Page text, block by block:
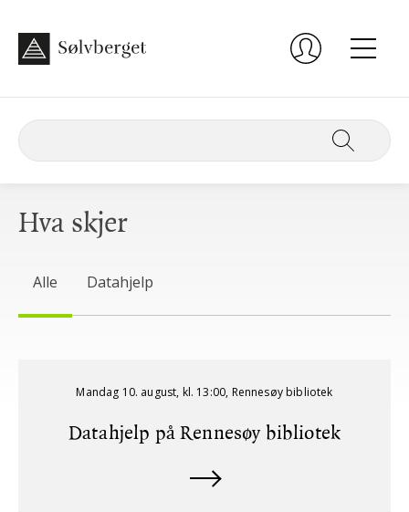
Hva skjer
Alle Datahjelp
Mandag 10. august, kl. 13:00, Rennesøy bibliotek
Datahjelp på Rennesøy bibliotek